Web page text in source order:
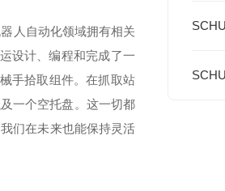
人自动化领域拥有相关
设计、编程和完成了一
手拾取组件。在抓取站
一个空托盘。这一切都
们在未来也能保持灵活